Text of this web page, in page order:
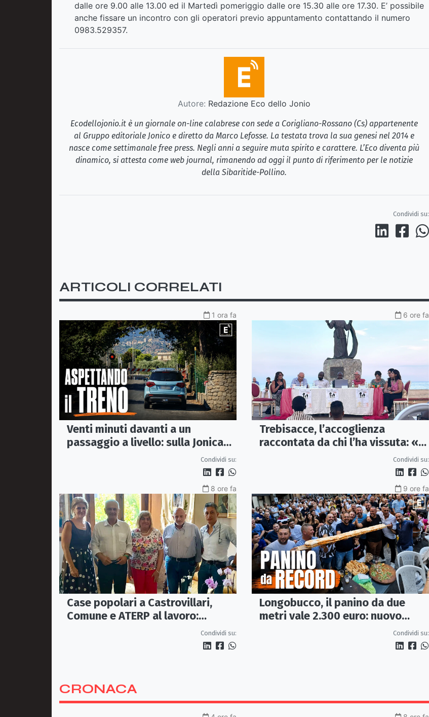
dalle ore 9.00 alle 13.00 ed il Martedì pomeriggio dalle ore 15.30 alle ore 17.30. E’ possibile
anche fissare un incontro con gli operatori previo appuntamento contattando il numero
0983.529357.
Autore: Redazione Eco dello Jonio
Ecodellojonio.it è un giornale on-line calabrese con sede a Corigliano-Rossano (Cs) appartenente
al Gruppo editoriale Jonico e diretto da Marco Lefosse. La testata trova la sua genesi nel 2014 e
nasce come settimanale free press. Negli anni a seguire muta spirito e carattere. L’Eco diventa più
dinamico, si attesta come web journal, rimanendo ad oggi il punto di riferimento per le notizie
della Sibaritide-Pollino.
Condividi su:
ARTICOLI CORRELATI
1 ora fa
Venti minuti davanti a un
passaggio a livello: sulla Jonica
anche aspettare un treno diventa
Condividi su:
6 ore fa
Trebisacce, l’accoglienza
raccontata da chi l’ha vissuta: «Io
sono» diventa una storia diCondividi su:
8 ore fa
Case popolari a Castrovillari,
Comune e ATERP al lavoro:
sopralluoghi operativi entroCondividi su:
9 ore fa
Longobucco, il panino da due
metri vale 2.300 euro: nuovo
Condividi su:
CRONACA